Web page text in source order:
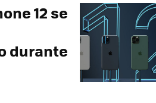
12 se
durante